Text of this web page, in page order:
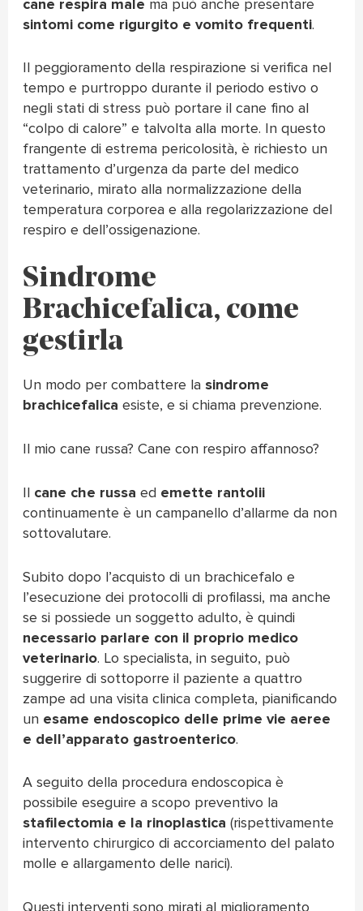
cane respira male ma può anche presentare
sintomi come rigurgito e vomito frequenti.
Il peggioramento della respirazione si verifica nel
tempo e purtroppo durante il periodo estivo o
negli stati di stress può portare il cane fino al
“colpo di calore” e talvolta alla morte. In questo
frangente di estrema pericolosità, è richiesto un
trattamento d’urgenza da parte del medico
veterinario, mirato alla normalizzazione della
temperatura corporea e alla regolarizzazione del
respiro e dell’ossigenazione.
Sindrome
Brachicefalica, come
gestirla
Un modo per combattere la sindrome
brachicefalica esiste, e si chiama prevenzione.
Il mio cane russa? Cane con respiro affannoso?
Il cane che russa ed emette rantolii
continuamente è un campanello d’allarme da non
sottovalutare.
Subito dopo l’acquisto di un brachicefalo e
l’esecuzione dei protocolli di profilassi, ma anche
se si possiede un soggetto adulto, è quindi
necessario parlare con il proprio medico
veterinario. Lo specialista, in seguito, può
suggerire di sottoporre il paziente a quattro
zampe ad una visita clinica completa, pianificando
un esame endoscopico delle prime vie aeree
e dell’apparato gastroenterico.
A seguito della procedura endoscopica è
possibile eseguire a scopo preventivo la
stafilectomia e la rinoplastica (rispettivamente
intervento chirurgico di accorciamento del palato
molle e allargamento delle narici).
Questi interventi sono mirati al miglioramento